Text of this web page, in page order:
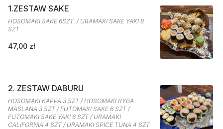
1.ZESTAW SAKE
HOSOMAKI SAKE 6SZT. / URAMAKI SAKE YAKI 8
SZT
47,00 zł
2. ZESTAW DABURU
HOSOMAKI KAPPA 3 SZT / HOSOMAKI RYBA
MAŚLANA 3 SZT / FUTOMAKI SAKE 6 SZT /
FUTOMAKI SAKE YAKI 6 SZT / URAMAKI
CALIFORNIA 4 SZT / URAMAKI SPICE TUNA 4 SZT